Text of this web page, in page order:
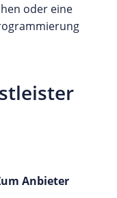
oder eine
Anbieter